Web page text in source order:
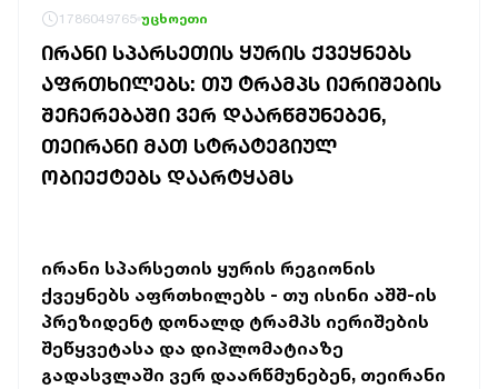
1786049765 უცხოეთი
ᲘᲠᲐᲜᲘ ᲡᲞᲐᲠᲡᲔᲗᲘᲡ ᲧᲣᲠᲘᲡ ᲥᲕᲔᲧᲜᲔᲑᲡ
ᲐᲤᲠᲗᲮᲘᲚᲔᲑᲡ: ᲗᲣ ᲢᲠᲐᲛᲞᲡ ᲘᲔᲠᲘᲨᲔᲑᲘᲡ
ᲨᲔᲩᲔᲠᲔᲑᲐᲨᲘ ᲕᲔᲠ ᲓᲐᲐᲠᲬᲛᲣᲜᲔᲑᲔᲜ,
ᲗᲔᲘᲠᲐᲜᲘ ᲛᲐᲗ ᲡᲢᲠᲐᲢᲔᲒᲘᲣᲚ
ᲝᲑᲘᲔᲥᲢᲔᲑᲡ ᲓᲐᲐᲠᲢᲧᲐᲛᲡ
ირანი სპარსეთის ყურის რეგიონის
ქვეყნებს აფრთხილებს - თუ ისინი აშშ-ის
პრეზიდენტ დონალდ ტრამპს იერიშების
შეწყვეტასა და დიპლომატიაზე
გადასვლაში ვერ დაარწმუნებენ, თეირანი